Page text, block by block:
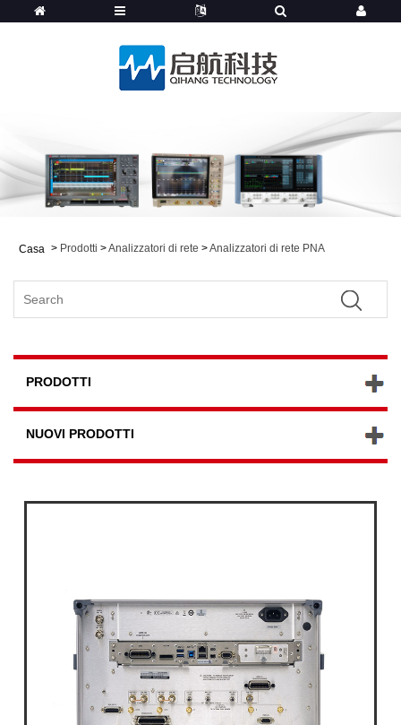
Casa > Prodotti >Analizzatori di rete >Analizzatori di rete PNA
PRODOTTI
NUOVI PRODOTTI